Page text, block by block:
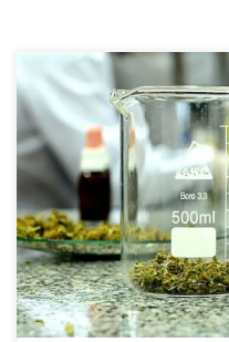
W przeciągu ostatnich
konopi […]